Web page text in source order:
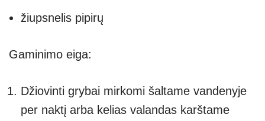
žiupsnelis pipirų
Gaminimo eiga:
Džiovinti grybai mirkomi šaltame vandenyje
per naktį arba kelias valandas karštame